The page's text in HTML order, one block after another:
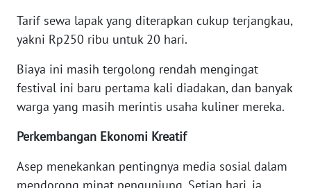
Tarif sewa lapak yang diterapkan cukup terjangkau,
yakni Rp250 ribu untuk 20 hari.
Biaya ini masih tergolong rendah mengingat
festival ini baru pertama kali diadakan, dan banyak
warga yang masih merintis usaha kuliner mereka.
Perkembangan Ekonomi Kreatif
Asep menekankan pentingnya media sosial dalam
WN
JATIM
WN
BALI
WN
KALBAR
WN
KALTENG